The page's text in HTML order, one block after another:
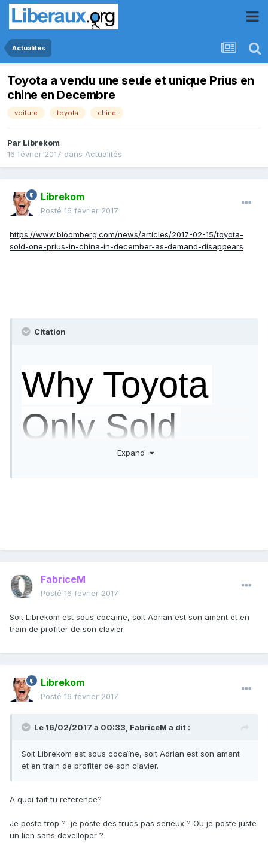
Actualités
Toyota a vendu une seule et unique Prius en
chine en Decembre
voiture toyota chine
Par Librekom
16 février 2017 dans Actualités
Librekom
Posté 16 février 2017
https://www.bloomberg.com/news/articles/2017-02-15/toyota-
sold-one-prius-in-china-in-december-as-demand-disappears
Citation
Why Toyota
Only Sold
One Prius in
December
Sales of the iconic green car have flatlined in the
country
Chinese buyers prefer automaker’s Corolla,
Prius in December, congratulations -- you were the
hybrid car continues to sell in other markets almost
late 1997, Chinese consumers have never warmed to
Expand
FabriceM
Posté 16 février 2017
Soit Librekom est sous cocaïne, soit Adrian est son amant et en
train de profiter de son clavier.
Librekom
Posté 16 février 2017
Le 16/02/2017 à 00:33, FabriceM a dit :
Soit Librekom est sous cocaïne, soit Adrian est son amant
et en train de profiter de son clavier.
A quoi fait tu reference?
Je poste trop ? je poste des trucs pas serieux ? Ou je poste juste
un lien sans develloper ?